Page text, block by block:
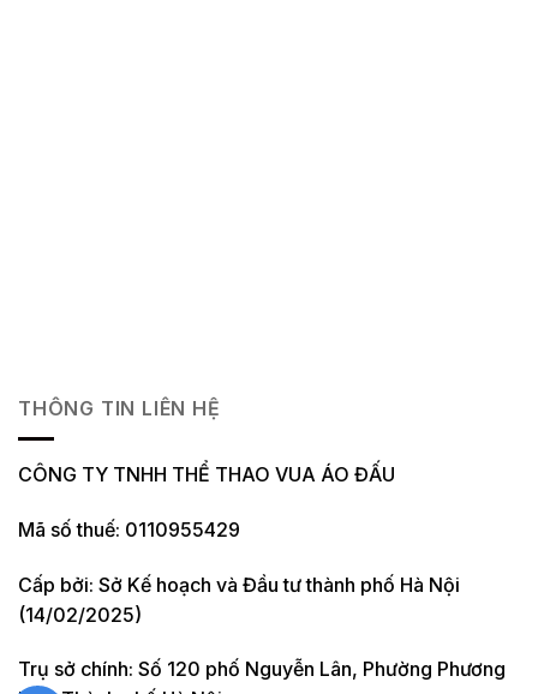
THÔNG TIN LIÊN HỆ
CÔNG TY TNHH THỂ THAO VUA ÁO ĐẤU
Mã số thuế: 0110955429
Cấp bởi: Sở Kế hoạch và Đầu tư thành phố Hà Nội
(14/02/2025)
Trụ sở chính: Số 120 phố Nguyễn Lân, Phường Phương